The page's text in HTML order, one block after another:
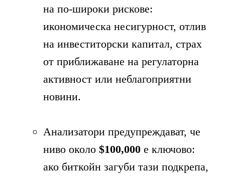
на по-широки рискове:
икономическа несигурност, отлив
на инвеститорски капитал, страх
от приближаване на регулаторна
активност или неблагоприятни
новини.
Анализатори предупреждават, че
ниво около$100,000 е ключово:
ако биткойн загуби тази подкрепа,